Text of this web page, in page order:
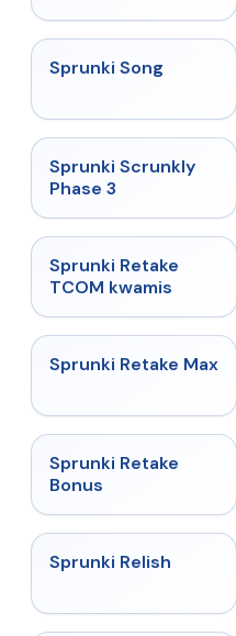
Sprunki Song
★ 4.7
Sprunki Scrunkly
Phase 3
★
Sprunki Retake
TCOM kwamis
★ 4.3
Sprunki Retake Max
★
Sprunki Retake
Bonus
★
Sprunki Relish